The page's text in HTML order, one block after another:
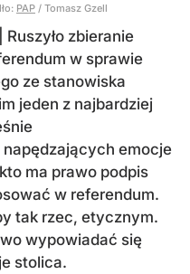
PAP / Tomasz Gzell
zbieranie
w sprawie
ze stanowiska
jeden z najbardziej
emocje
ma prawo podpis
w referendum.
tak rzec, etycznym.
wypowiadać się
stolica.